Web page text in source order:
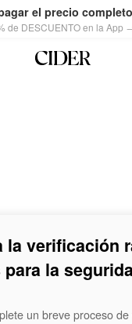
el precio
de DESCUENTO en la App
la verificación
la
un breve proceso de